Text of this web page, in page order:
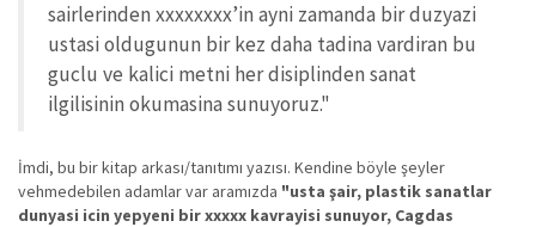
sairlerinden xxxxxxxx’in ayni zamanda bir duzyazi
ustasi oldugunun bir kez daha tadina vardiran bu
guclu ve kalici metni her disiplinden sanat
ilgilisinin okumasina sunuyoruz."
İmdi, bu bir kitap arkası/tanıtımı yazısı. Kendine böyle şeyler
vehmedebilen adamlar var aramızda "usta şair, plastik sanatlar
dunyasi icin yepyeni bir xxxxx kavrayisi sunuyor, Cagdas